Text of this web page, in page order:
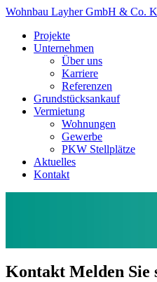
Wohnbau Layher GmbH & Co.
Projekte
Unternehmen
Über uns
Karriere
Referenzen
Grundstücksankauf
Vermietung
Wohnungen
Gewerbe
PKW Stellplätze
Aktuelles
Kontakt
Kontakt Melden Sie